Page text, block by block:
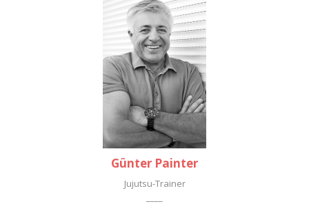
Günter Painter
Jujutsu-Trainer